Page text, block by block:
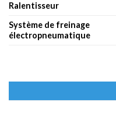
Ralentisseur
Système de freinage
électropneumatique